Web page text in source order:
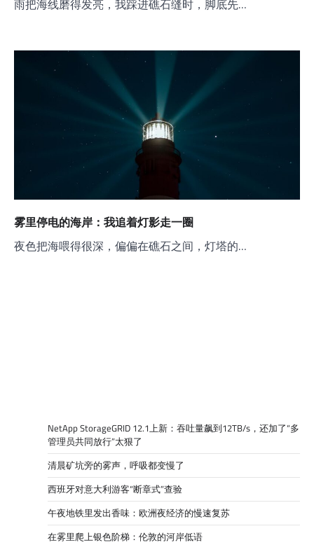
雨把海线磨得发亮，我踩进礁石缝时，脚底先…
雾里停电的海岸：我追着灯影走一圈
夜色把海喂得很深，偏偏在礁石之间，灯塔的…
NetApp StorageGRID 12.1上新：吞吐量飙到12TB/s，还加了“多
管理员共同放行”太狠了
清晨矿坑旁的雾声，呼吸都变慢了
西班牙对意大利游客“断章式”查验
午夜地铁里发出香味：欧洲夜经济的慢速复苏
在雾里爬上银色阶梯：伦敦的河岸低语